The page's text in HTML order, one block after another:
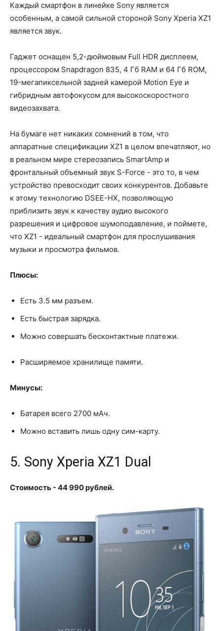
Каждый смартфон в линейке Sony является
особенным, а самой сильной стороной Sony Xperia XZ1
является звук.
Гаджет оснащен 5,2-дюймовым Full HDR дисплеем,
процессором Snapdragon 835, 4 Гб RAM и 64 Гб ROM,
19-мегапиксельной задней камерой Motion Eye и
гибридным автофокусом для высокоскоростного
видеозахвата.
На бумаге нет никаких сомнений в том, что
аппаратные спецификации XZ1 в целом впечатляют, но
в реальном мире стереозапись SmartAmp и
фронтальный объемный звук S-Force - это то, в чем
устройство превосходит своих конкурентов. Добавьте
к этому технологию DSEE-HX, позволяющую
приблизить звук к качеству аудио высокого
разрешения и цифровое шумоподавление, и поймете,
что XZ1 - идеальный смартфон для прослушивания
музыки и просмотра фильмов.
Плюсы:
Есть 3.5 мм разъем.
Есть быстрая зарядка.
Можно совершать бесконтактные платежи.
Расширяемое хранилище памяти.
Минусы:
Батарея всего 2700 мАч.
Можно вставить лишь одну сим-карту.
5. Sony Xperia XZ1 Dual
Стоимость - 44 990 рублей.